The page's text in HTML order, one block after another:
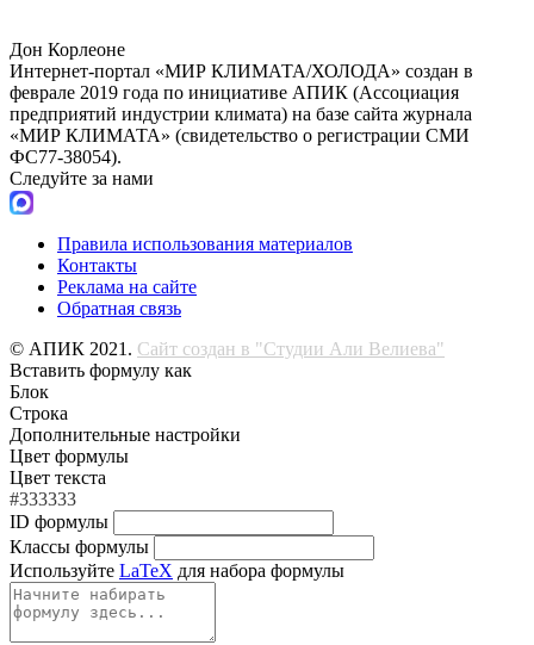
Дон Корлеоне
Интернет-портал «МИР КЛИМАТА/ХОЛОДА» создан в
феврале 2019 года по инициативе АПИК (Ассоциация
предприятий индустрии климата) на базе сайта журнала
«МИР КЛИМАТА» (свидетельство о регистрации СМИ
ФС77-38054).
Следуйте за нами
Правила использования материалов
Контакты
Реклама на сайте
Обратная связь
© АПИК 2021. Сайт создан в "Студии Али Велиева"
Вставить формулу как
Блок
Строка
Дополнительные настройки
Цвет формулы
Цвет текста
#333333
ID формулы
Классы формулы
Используйте LaTeX для набора формулы